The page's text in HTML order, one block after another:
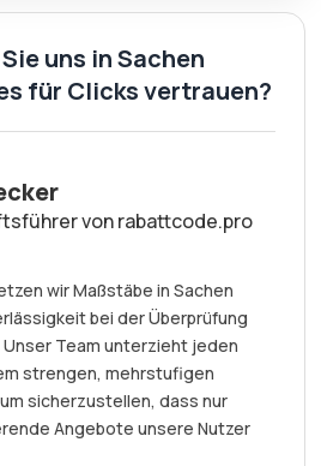
uns in Sachen
für Clicks vertrauen?
von rabattcode.pro
wir Maßstäbe in Sachen
bei der Überprüfung
Team unterzieht jeden
strengen, mehrstufigen
sicherzustellen, dass nur
Angebote unsere Nutzer